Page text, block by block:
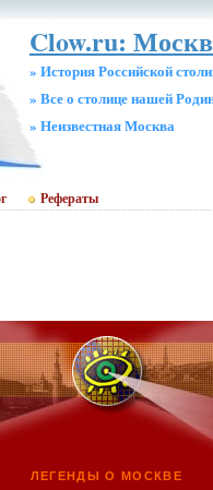
Clow.ru:
» История Российской
» Все о столице нашей
» Неизвестная Москва
Рефераты
ЛЕГЕНДЫ О МОСКВЕ